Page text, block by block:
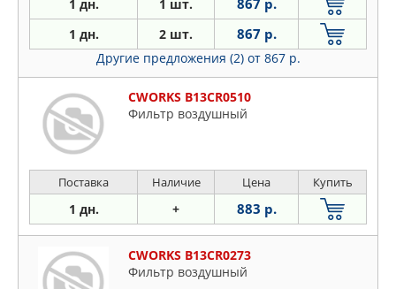
1 дн. 1 шт. 867 р.
1 дн. 2 шт. 867 р.
Другие предложения (2) от 867 р.
CWORKS B13CR0510
Фильтр воздушный
Поставка Наличие Цена Купить
1 дн. + 883 р.
CWORKS B13CR0273
Фильтр воздушный